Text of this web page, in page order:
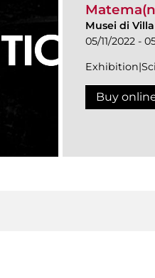
Musei di
05/11/2022 -
Buy